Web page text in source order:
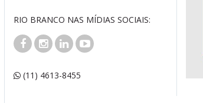
RIO BRANCO NAS MÍDIAS SOCIAIS:
(11) 4613-8455